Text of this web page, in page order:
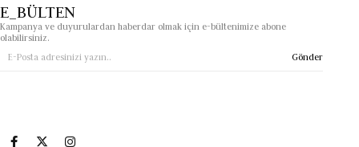
E_BÜLTEN
Kampanya ve duyurulardan haberdar olmak için e-bültenimize abone
olabilirsiniz.
Gönder